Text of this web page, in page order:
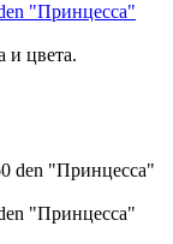
"Принцесса"
и цвета.
"Принцесса"